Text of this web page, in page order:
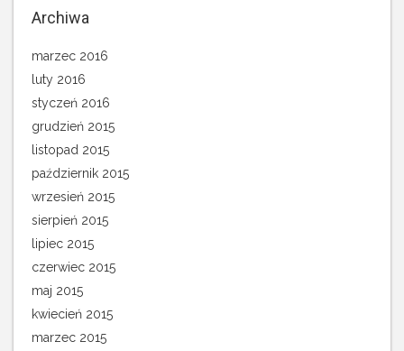
Archiwa
marzec 2016
luty 2016
styczeń 2016
grudzień 2015
listopad 2015
październik 2015
wrzesień 2015
sierpień 2015
lipiec 2015
czerwiec 2015
maj 2015
kwiecień 2015
marzec 2015